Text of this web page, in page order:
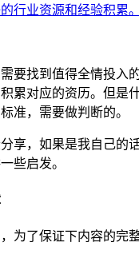
行业资源和经验积累。
要找到值得全情投入
累对应的资历。但是
准，需要做判断的。
享，如果是我自己的
些启发。
为了保证下内容的完